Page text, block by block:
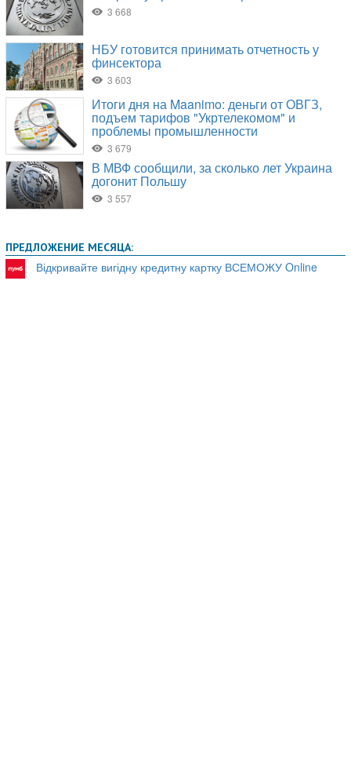
ПРЕДЛОЖЕНИЕ МЕСЯЦА:
Відкривайте вигідну кредитну картку ВСЕМОЖУ Online